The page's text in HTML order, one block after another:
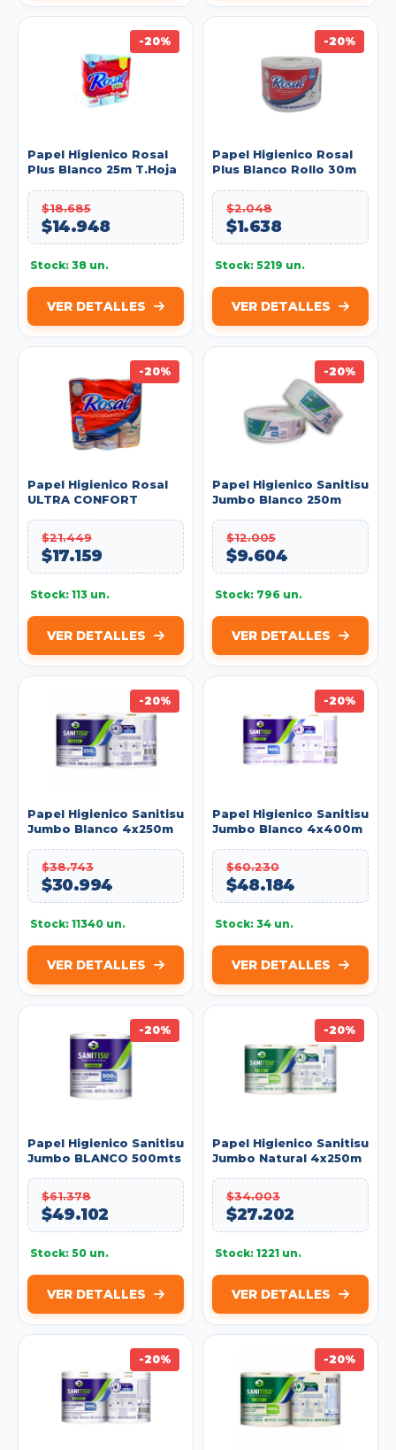
-20%
Papel Higienico Rosal
Plus Blanco 25m T.Hoja
$18.685
$14.948
Stock: 38 un.
VER DETALLES
-20%
Papel Higienico Rosal
Plus Blanco Rollo 30m
100130133
$2.048
$1.638
Stock: 5219 un.
VER DETALLES
-20%
Papel Higienico Rosal
ULTRA CONFORT
XXG X12u Ref: 010541
$21.449
$17.159
Stock: 113 un.
VER DETALLES
-20%
Papel Higienico Sanitisu
Jumbo Blanco 250m
Ref:510220103
$12.005
$9.604
Stock: 796 un.
VER DETALLES
-20%
Papel Higienico Sanitisu
Jumbo Blanco 4x250m
$38.743
$30.994
Stock: 11340 un.
VER DETALLES
-20%
Papel Higienico Sanitisu
Jumbo Blanco 4x400m
050076
$60.230
$48.184
Stock: 34 un.
VER DETALLES
-20%
Papel Higienico Sanitisu
Jumbo BLANCO 500mts
50079
$61.378
$49.102
Stock: 50 un.
VER DETALLES
-20%
Papel Higienico Sanitisu
Jumbo Natural 4x250m
$34.003
$27.202
Stock: 1221 un.
VER DETALLES
-20% -20%